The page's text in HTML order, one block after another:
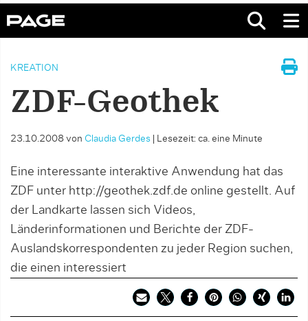
KREATION
ZDF-Geothek
23.10.2008 von Claudia Gerdes Lesezeit: ca. eine Minute
Eine interessante interaktive Anwendung hat das
ZDF unter http://geothek.zdf.de online gestellt. Auf
der Landkarte lassen sich Videos,
Länderinformationen und Berichte der ZDF-
Auslandskorrespondenten zu jeder Region suchen,
die einen interessiert